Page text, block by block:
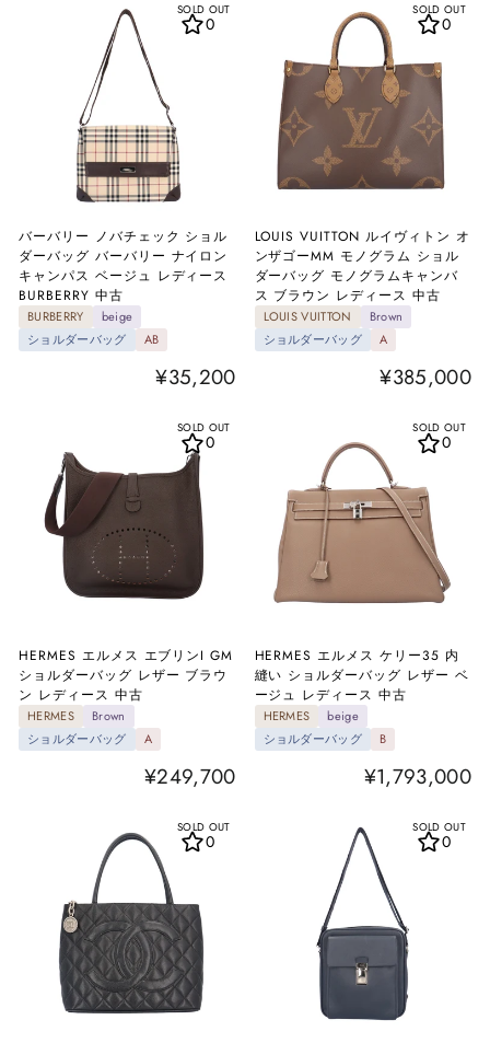
SOLD OUT
バーバリー ノバチェック ショル
ダーバッグ バーバリー ナイロン
キャンパス ベージュ レディース
BURBERRY 中古
BURBERRY
beige
ショルダーバッグ
AB
¥35,200
0
SOLD OUT
LOUIS VUITTON ルイヴィトン オ
ンザゴーMM モノグラム ショル
ダーバッグ モノグラムキャンバ
ス ブラウン レディース 中古
LOUIS VUITTON
Brown
ショルダーバッグ
A
¥385,000
0
SOLD OUT
HERMES エルメス エブリンI GM
ショルダーバッグ レザー ブラウ
ン レディース 中古
HERMES
Brown
ショルダーバッグ
A
¥249,700
0
SOLD OUT
HERMES エルメス ケリー35 内
縫い ショルダーバッグ レザー ベ
ージュ レディース 中古
HERMES
beige
ショルダーバッグ
B
¥1,793,000
0
SOLD OUT
0
SOLD OUT
0